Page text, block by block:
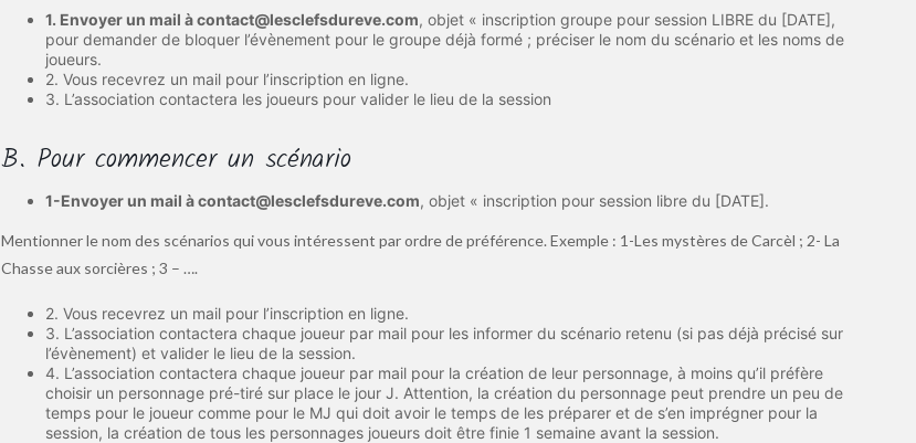
1. Envoyer un mail à contact@lesclefsdureve.com, objet « inscription groupe pour session LIBRE du [DATE],
pour demander de bloquer l’évènement pour le groupe déjà formé ; préciser le nom du scénario et les noms de
joueurs.
2. Vous recevrez un mail pour l’inscription en ligne.
3. L’association contactera les joueurs pour valider le lieu de la session
B. Pour commencer un scénario
1-Envoyer un mail à contact@lesclefsdureve.com, objet « inscription pour session libre du [DATE].
Mentionner le nom des scénarios qui vous intéressent par ordre de préférence. Exemple : 1-Les mystères de Carcèl ; 2- La
Chasse aux sorcières ; 3 – ….
2. Vous recevrez un mail pour l’inscription en ligne.
3. L’association contactera chaque joueur par mail pour les informer du scénario retenu (si pas déjà précisé sur
l’évènement) et valider le lieu de la session.
4. L’association contactera chaque joueur par mail pour la création de leur personnage, à moins qu’il préfère
choisir un personnage pré-tiré sur place le jour J. Attention, la création du personnage peut prendre un peu de
temps pour le joueur comme pour le MJ qui doit avoir le temps de les préparer et de s’en imprégner pour la
session, la création de tous les personnages joueurs doit être finie 1 semaine avant la session.